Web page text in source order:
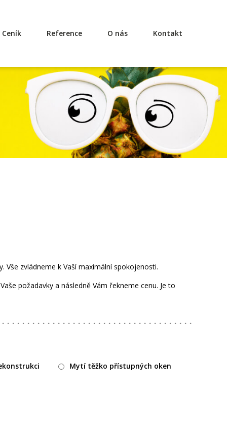
Ceník Reference O nás Kontakt
Vše zvládneme k Vaší maximální spokojenosti.
požadavky a následně Vám řekneme cenu. Je to
Mytí těžko přístupných oken